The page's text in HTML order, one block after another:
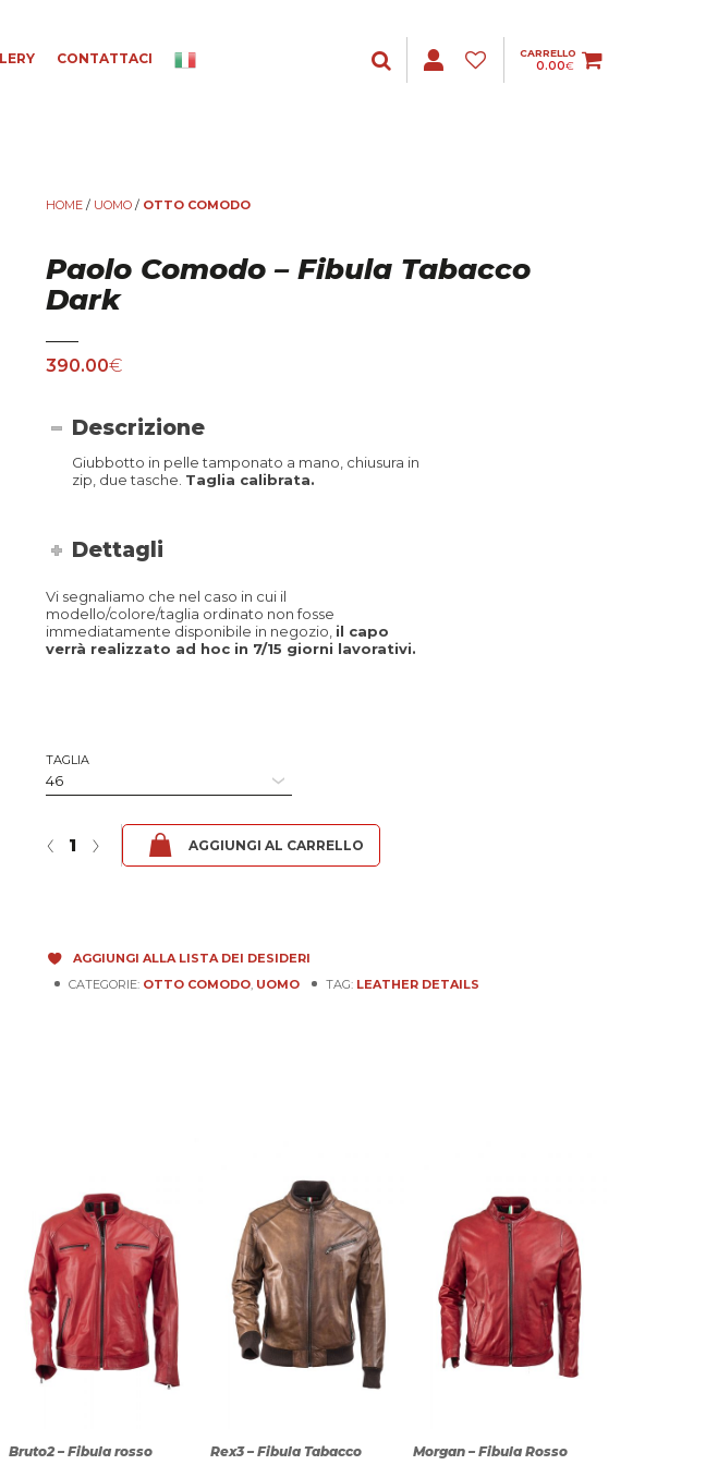
CARRELLO
0.00€
CONTATTACI
HOME/ UOMO/ OTTO COMODO
Paolo Comodo – Fibula Tabacco
Dark
390.00€
Descrizione
Giubbotto in pelle tamponato a mano, chiusura in
zip, due tasche. Taglia calibrata.
Dettagli
Vi segnaliamo che nel caso in cui il
modello/colore/taglia ordinato non fosse
immediatamente disponibile in negozio, il capo
verrà realizzato ad hoc in 7/15 giorni lavorativi.
TAGLIA
Paolo Comodo - Fibula Tabacco Dark quantità
›
‹ AGGIUNGI AL CARRELLO
AGGIUNGI ALLA LISTA DEI DESIDERI
CATEGORIE: OTTO COMODO, UOMO TAG: LEATHER DETAILS
Bruto2 – Fibula rosso Rex3 – Fibula Tabacco Morgan – Fibula Rosso